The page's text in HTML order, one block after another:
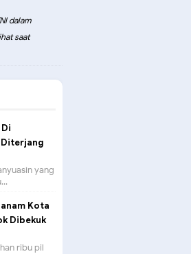
dalam
saat
Diterjang
yang
Kota
Dibekuk
ribu pil